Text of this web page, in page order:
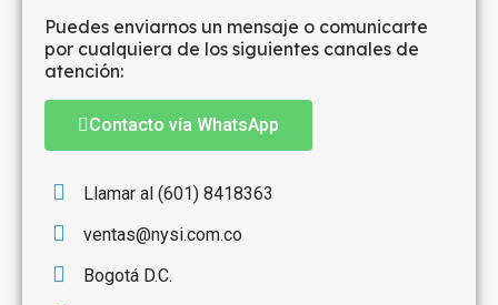
Puedes enviarnos un mensaje o comunicarte
por cualquiera de los siguientes canales de
atención:
Contacto vía WhatsApp
Llamar al (601) 8418363
ventas@nysi.com.co
Bogotá D.C.